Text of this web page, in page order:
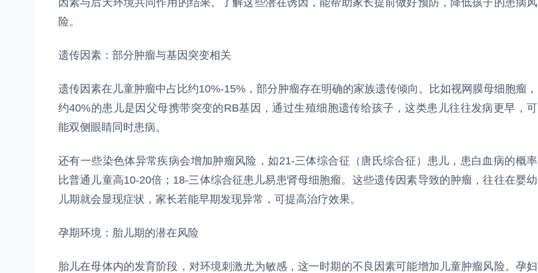
因素与后天环境共同作用的结果。了解这些潜在诱因，能帮助家长提前做好预防，降低孩子的患病风
险。
遗传因素：部分肿瘤与基因突变相关
遗传因素在儿童肿瘤中占比约10%-15%，部分肿瘤存在明确的家族遗传倾向。比如视网膜母细胞瘤，
约40%的患儿是因父母携带突变的RB基因，通过生殖细胞遗传给孩子，这类患儿往往发病更早，可
能双侧眼睛同时患病。
还有一些染色体异常疾病会增加肿瘤风险，如21-三体综合征（唐氏综合征）患儿，患白血病的概率
比普通儿童高10-20倍；18-三体综合征患儿易患肾母细胞瘤。这些遗传因素导致的肿瘤，往往在婴幼
儿期就会显现症状，家长若能早期发现异常，可提高治疗效果。
孕期环境：胎儿期的潜在风险
胎儿在母体内的发育阶段，对环境刺激尤为敏感，这一时期的不良因素可能增加儿童肿瘤风险。孕妇